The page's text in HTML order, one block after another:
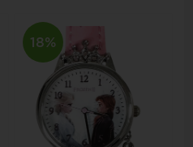
18%